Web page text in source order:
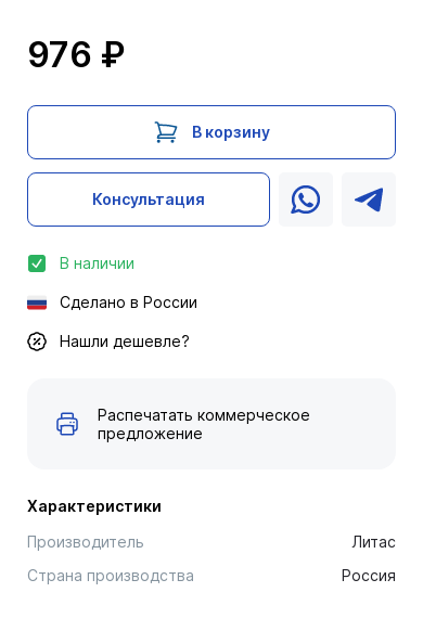
Характеристики
Производитель
Литас
Страна производства
Россия
976 ₽
В корзину
Консультация
В наличии
Сделано в России
Нашли дешевле?
Распечатать коммерческое
предложение